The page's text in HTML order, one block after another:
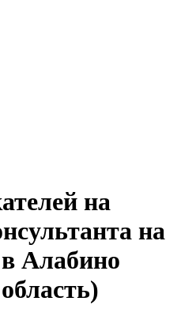
на
на
Алабино